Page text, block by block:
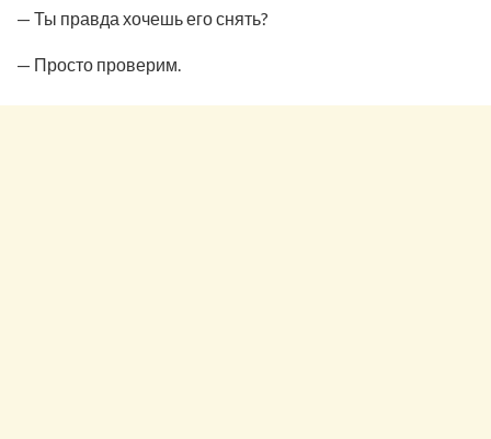
— Ты правда хочешь его снять?
— Просто проверим.